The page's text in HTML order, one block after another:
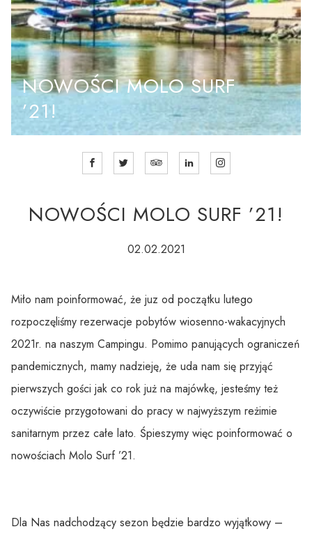
NOWOŚCI MOLO SURF
’21!
NOWOŚCI MOLO SURF ’21!
02.02.2021
Miło nam poinformować, że juz od początku lutego
rozpoczęliśmy rezerwacje pobytów wiosenno-wakacyjnych
2021r. na naszym Campingu. Pomimo panujących ograniczeń
pandemicznych, mamy nadzieję, że uda nam się przyjąć
pierwszych gości jak co rok już na majówkę, jesteśmy też
oczywiście przygotowani do pracy w najwyższym reżimie
sanitarnym przez całe lato. Śpieszymy więc poinformować o
nowościach Molo Surf ’21.
Dla Nas nadchodzący sezon będzie bardzo wyjątkowy –